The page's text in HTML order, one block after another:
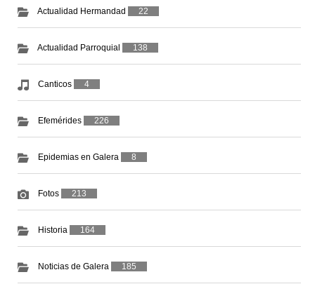
Actualidad Hermandad 22
Actualidad Parroquial 138
Canticos 4
Efemérides 226
Epidemias en Galera 8
Fotos 213
Historia 164
Noticias de Galera 185